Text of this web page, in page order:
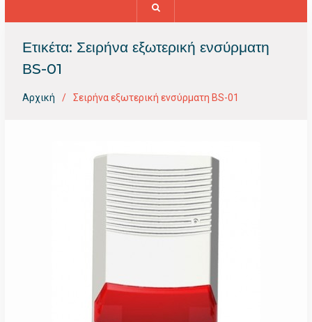
Ετικέτα: Σειρήνα εξωτερική ενσύρματη
ΒS-01
Αρχική Σειρήνα εξωτερική ενσύρματη ΒS-01